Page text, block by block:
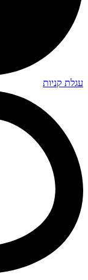
עגלת קניות